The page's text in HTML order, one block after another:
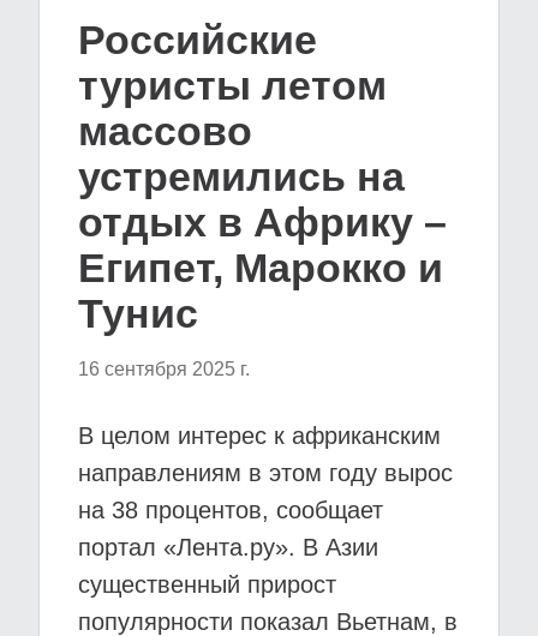
Российские
туристы летом
массово
устремились на
отдых в Африку –
Египет, Марокко и
Тунис
16 сентября 2025 г.
В целом интерес к африканским
направлениям в этом году вырос
на 38 процентов, сообщает
портал «Лента.ру». В Азии
существенный прирост
популярности показал Вьетнам, в